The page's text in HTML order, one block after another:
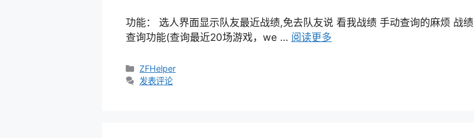
功能： 选人界面显示队友最近战绩,免去队友说 看我战绩 手动查询的麻烦 战绩
查询功能(查询最近20场游戏，we … 阅读更多
分
类
ZFHelper
发表评论